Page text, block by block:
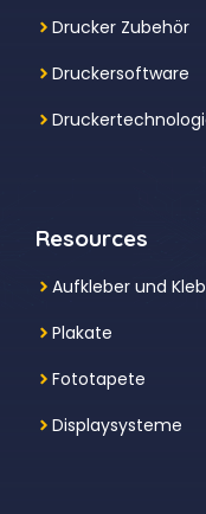
Drucker Zubehör
Druckersoftware
Resources
Aufkleber und
Plakate
Fototapete
Displaysysteme